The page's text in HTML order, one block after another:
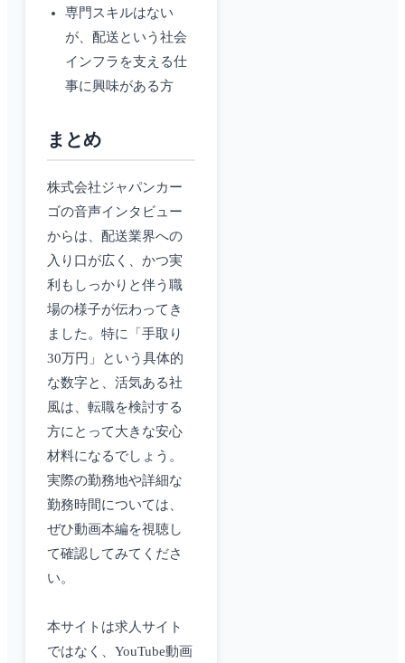
専門スキルはない
が、配送という社会
インフラを支える仕
事に興味がある方
まとめ
株式会社ジャパンカー
ゴの音声インタビュー
からは、配送業界への
入り口が広く、かつ実
利もしっかりと伴う職
場の様子が伝わってき
ました。特に「手取り
30万円」という具体的
な数字と、活気ある社
風は、転職を検討する
方にとって大きな安心
材料になるでしょう。
実際の勤務地や詳細な
勤務時間については、
ぜひ動画本編を視聴し
て確認してみてくださ
い。
本サイトは求人サイト
ではなく、YouTube動画